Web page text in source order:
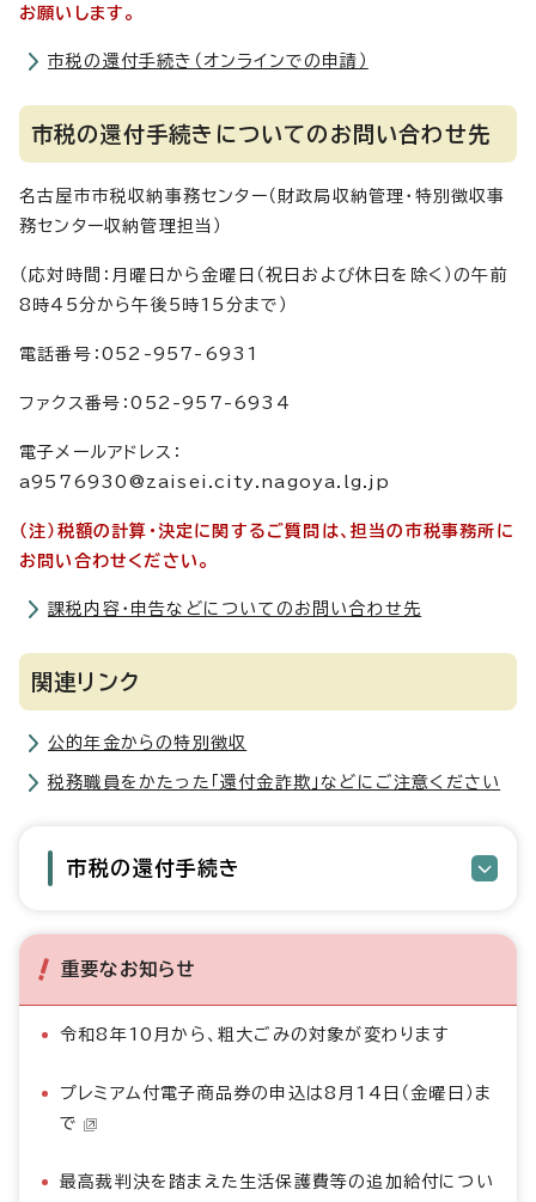
お願いします。
市税の還付手続き（オンラインでの申請）
市税の還付手続きについてのお問い合わせ先
名古屋市市税収納事務センター（財政局収納管理・特別徴収事
務センター収納管理担当）
（応対時間：月曜日から金曜日（祝日および休日を除く）の午前
8時45分から午後5時15分まで）
電話番号：052-957-6931
ファクス番号：052-957-6934
電子メールアドレス：
a9576930@zaisei.city.nagoya.lg.jp
（注）税額の計算・決定に関するご質問は、担当の市税事務所に
お問い合わせください。
課税内容・申告などについてのお問い合わせ先
関連リンク
公的年金からの特別徴収
税務職員をかたった「還付金詐欺」などにご注意ください
市税の還付手続き
重要なお知らせ
令和8年10月から、粗大ごみの対象が変わります
プレミアム付電子商品券の申込は8月14日（金曜日）ま
で
最高裁判決を踏まえた生活保護費等の追加給付につい